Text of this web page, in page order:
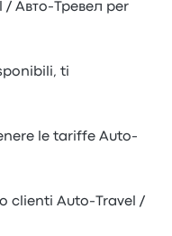
Авто-Тревел per
ti
le tariffe Auto-
clienti Auto-Travel /